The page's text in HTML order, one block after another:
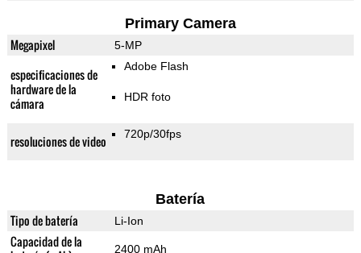
Primary Camera
Megapixel 5-MP
especificaciones de
hardware de la
cámara
Adobe Flash
HDR foto
resoluciones de video 720p/30fps
Batería
Tipo de batería Li-Ion
Capacidad de la
2400 mAh